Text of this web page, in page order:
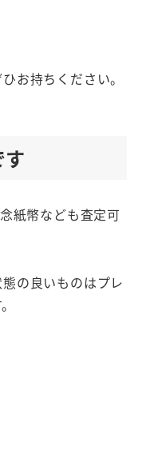
お持ちください。
紙幣なども査定可
の良いものはプレ